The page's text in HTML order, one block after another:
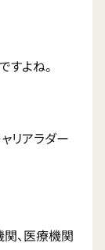
すよね。
リアラダー
、医療機関